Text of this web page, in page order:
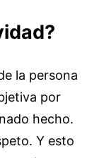
la persona
por
hecho.
Y esto